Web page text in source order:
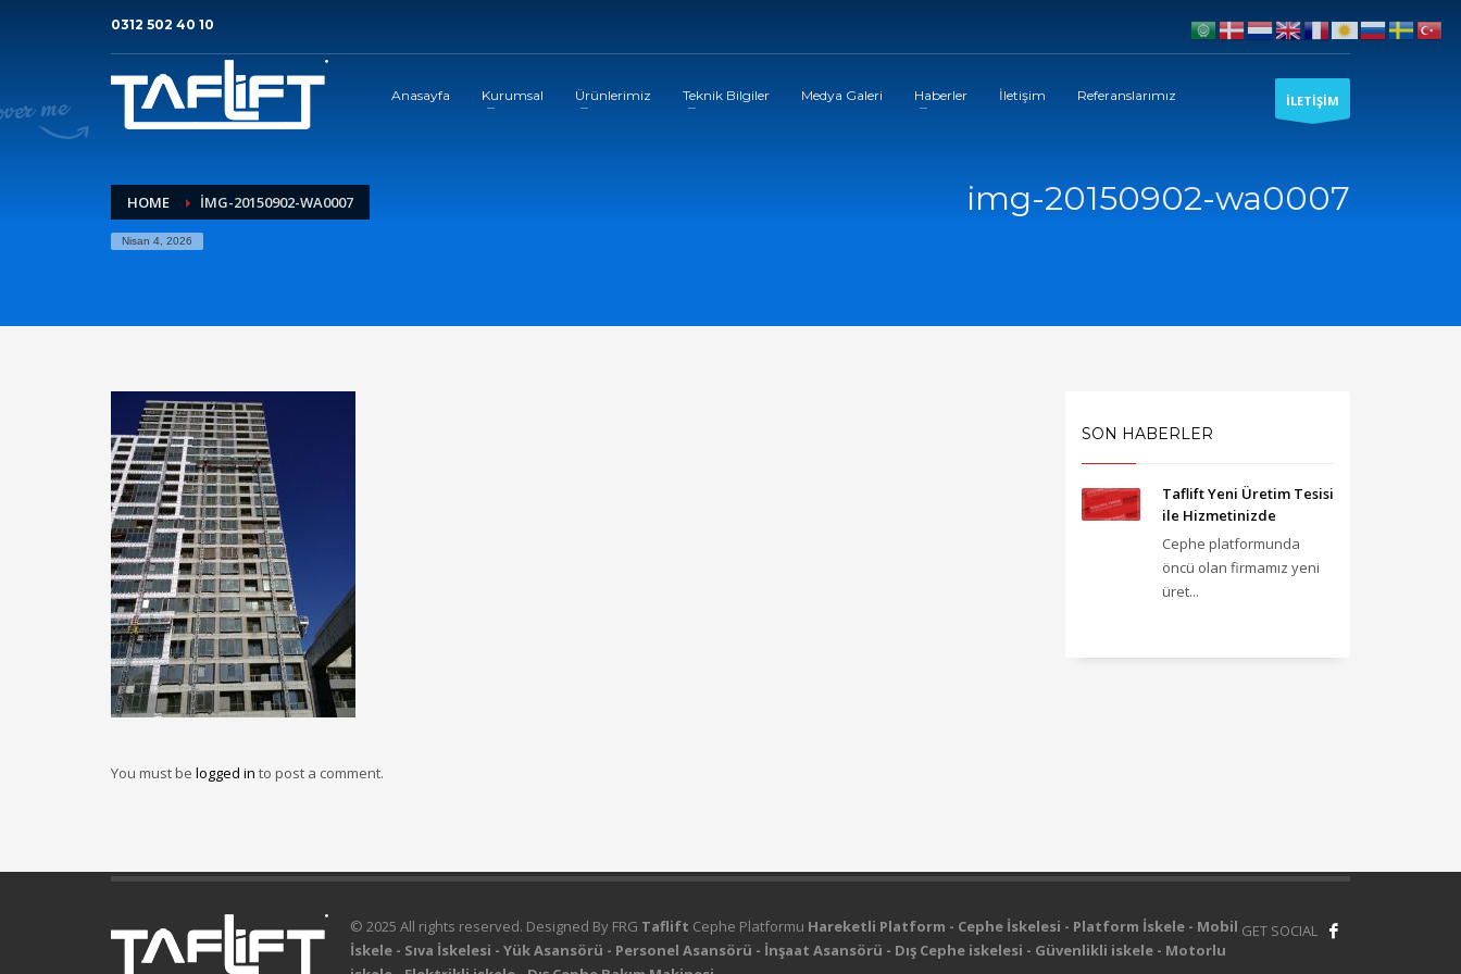
0312 502 40 10
Anasayfa Kurumsal Ürünlerimiz Teknik Bilgiler Medya Galeri Haberler İletişim Referanslarımız İLETİŞİM
HOME IMG-20150902-WA0007
Nisan 4, 2026
img-20150902-wa0007
You must be logged in to post a comment.
SON HABERLER
Taflift Yeni Üretim Tesisi
ile Hizmetinizde
Cephe platformunda
öncü olan firmamız yeni
üret...
GET SOCIAL
© 2025 All rights reserved. Designed By FRG Taflift Cephe Platformu Hareketli Platform - Cephe İskelesi - Platform İskele - Mobil
İskele - Sıva İskelesi - Yük Asansörü - Personel Asansörü - İnşaat Asansörü - Dış Cephe iskelesi - Güvenlikli iskele - Motorlu